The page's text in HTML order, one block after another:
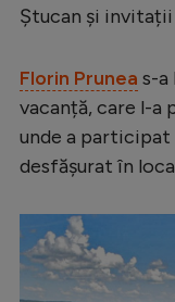
Ștucan și invitații
Florin Prunea s-a
vacanță, care l-a
unde a participat
desfășurat în